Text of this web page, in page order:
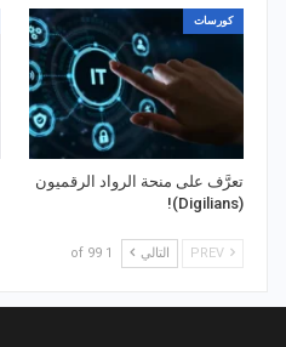
كورسات
تعرَّف على منحة الرواد الرقميون
(Digilians)!
التالي 1 of 99